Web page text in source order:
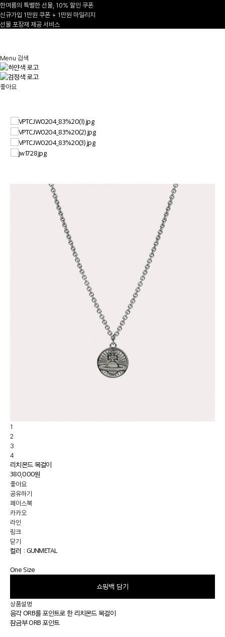
한여름의 특별한 선물, 10% 할인 쿠폰
신규가입 1만원 쿠폰 + 1만원 마일리지
선물 포장재 제공 서비스
Menu 검색
좋아요
1
2
3
4
리치몬드 목걸이
380,000원
좋아요
공유하기
페이스북
카카오
라인
링크
닫기
컬러 : GUNMETAL
One Size
쇼핑백 담기
상품설명
음각 ORB를 포인트로 한 리치몬드 목걸이
잠금부 ORB 포인트